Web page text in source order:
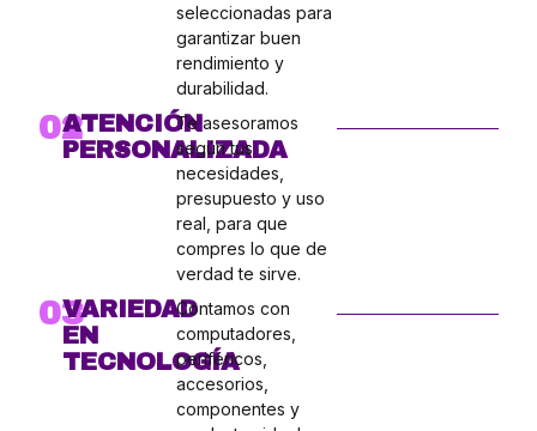
seleccionadas para
garantizar buen
rendimiento y
durabilidad.
02ATENCIÓN
PERSONALIZADA
Te asesoramos
según tus
necesidades,
presupuesto y uso
real, para que
compres lo que de
verdad te sirve.
03VARIEDAD
EN
TECNOLOGÍA
Contamos con
computadores,
periféricos,
accesorios,
componentes y